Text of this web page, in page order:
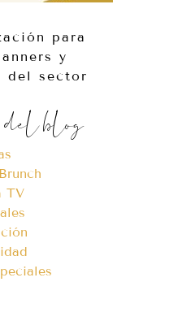
para
y
del sector
blog
TV